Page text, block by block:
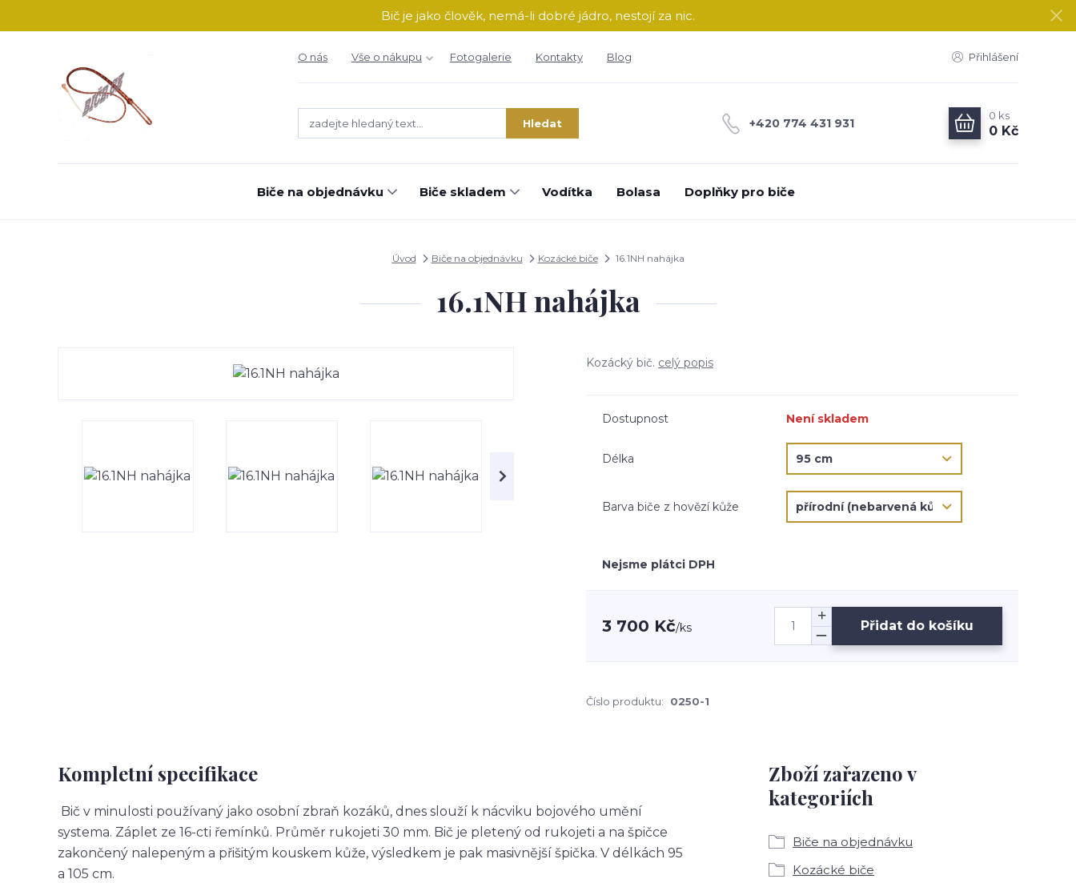
Bič je jako člověk, nemá-li dobré jádro, nestojí za nic.
O nás Vše o nákupu Fotogalerie Kontakty Blog Přihlášení
Hledat +420 774 431 931
0 ks
0 Kč
Biče na objednávku Biče skladem Vodítka Bolasa Doplňky pro biče
Úvod Biče na objednávku Kozácké biče 16.1NH nahájka
16.1NH nahájka
Kozácký bič. celý popis
Dostupnost Není skladem
Délka
Barva biče z hovězí kůže
Nejsme plátci DPH
3 700 Kč/ks Přidat do košíku
Číslo produktu: 0250-1
Kompletní specifikace
Bič v minulosti používaný jako osobní zbraň kozáků, dnes slouží k nácviku bojového umění
systema. Záplet ze 16-cti řemínků. Průměr rukojeti 30 mm. Bič je pletený od rukojeti a na špičce
zakončený nalepeným a přišitým kouskem kůže, výsledkem je pak masivnější špička. V délkách 95
a 105 cm.
Zboží zařazeno v
kategoriích
Biče na objednávku
Kozácké biče